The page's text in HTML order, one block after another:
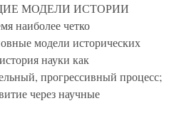
МОДЕЛИ ИСТОРИИ
наиболее четко
модели исторических
науки как
прогрессивный процесс;
через научные